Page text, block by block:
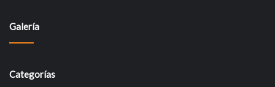
Galería
Categorías